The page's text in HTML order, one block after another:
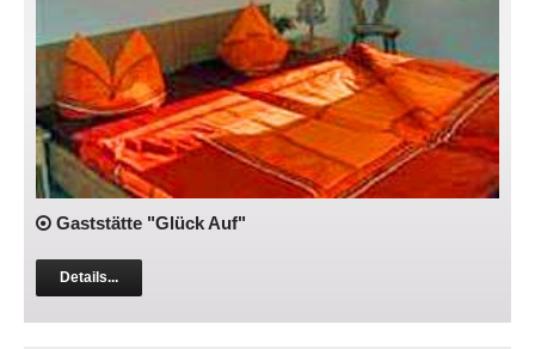
Gaststätte "Glück Auf"
Details...